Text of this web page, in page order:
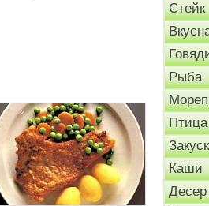
Стейк
Рыба
Птица
Каши